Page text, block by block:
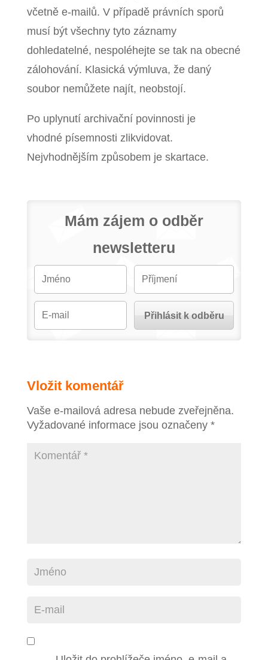
včetně e-mailů. V případě právních sporů
musí být všechny tyto záznamy
dohledatelné, nespoléhejte se tak na obecné
zálohování. Klasická výmluva, že daný
soubor nemůžete najít, neobstojí.
Po uplynutí archivační povinnosti je
vhodné písemnosti zlikvidovat.
Nejvhodnějším způsobem je skartace.
Mám zájem o odběr
newsletteru
Vložit komentář
Vaše e-mailová adresa nebude zveřejněna.
Vyžadované informace jsou označeny *